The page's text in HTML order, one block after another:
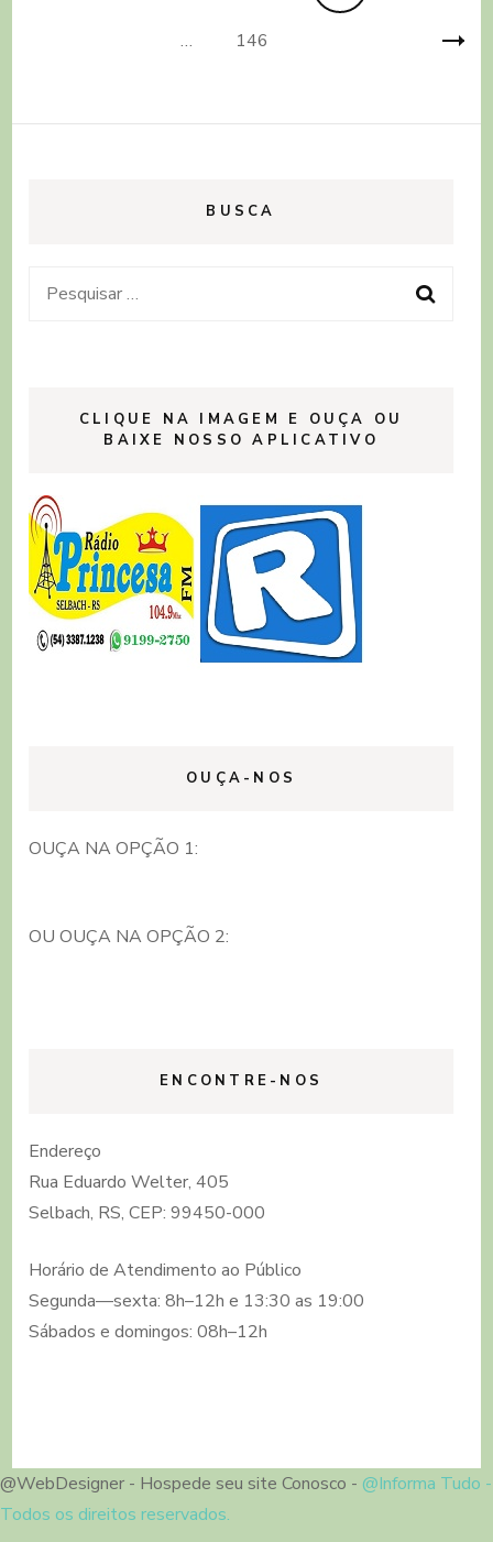
… Página
146
BUSCA
Pesquisar
CLIQUE NA IMAGEM E OUÇA OU
BAIXE NOSSO APLICATIVO
OUÇA-NOS
OUÇA NA OPÇÃO 1:
OU OUÇA NA OPÇÃO 2:
ENCONTRE-NOS
Endereço
Rua Eduardo Welter, 405
Selbach, RS, CEP: 99450-000
Horário de Atendimento ao Público
Segunda—sexta: 8h–12h e 13:30 as 19:00
Sábados e domingos: 08h–12h
@WebDesigner - Hospede seu site Conosco - @Informa Tudo -
Todos os direitos reservados.